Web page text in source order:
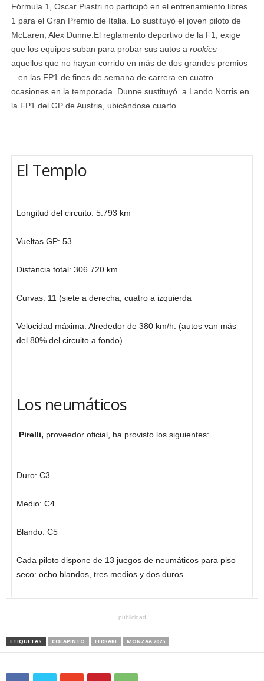
Fórmula 1, Oscar Piastri no participó en el entrenamiento libres
1 para el Gran Premio de Italia. Lo sustituyó el joven piloto de
McLaren, Alex Dunne.El reglamento deportivo de la F1, exige
que los equipos suban para probar sus autos a rookies –
aquellos que no hayan corrido en más de dos grandes premios
– en las FP1 de fines de semana de carrera en cuatro
ocasiones en la temporada. Dunne sustituyó a Lando Norris en
la FP1 del GP de Austria, ubicándose cuarto.
El Templo
Longitud del circuito: 5.793 km
Vueltas GP: 53
Distancia total: 306.720 km
Curvas: 11 (siete a derecha, cuatro a izquierda
Velocidad máxima: Alrededor de 380 km/h. (autos van más
del 80% del circuito a fondo)
Los neumáticos
Pirelli, proveedor oficial, ha provisto los siguientes:
Duro: C3
Medio: C4
Blando: C5
Cada piloto dispone de 13 juegos de neumáticos para piso
seco: ocho blandos, tres medios y dos duros.
publicidad
ETIQUETAS COLAPINTO FERRARI MONZAA 2025